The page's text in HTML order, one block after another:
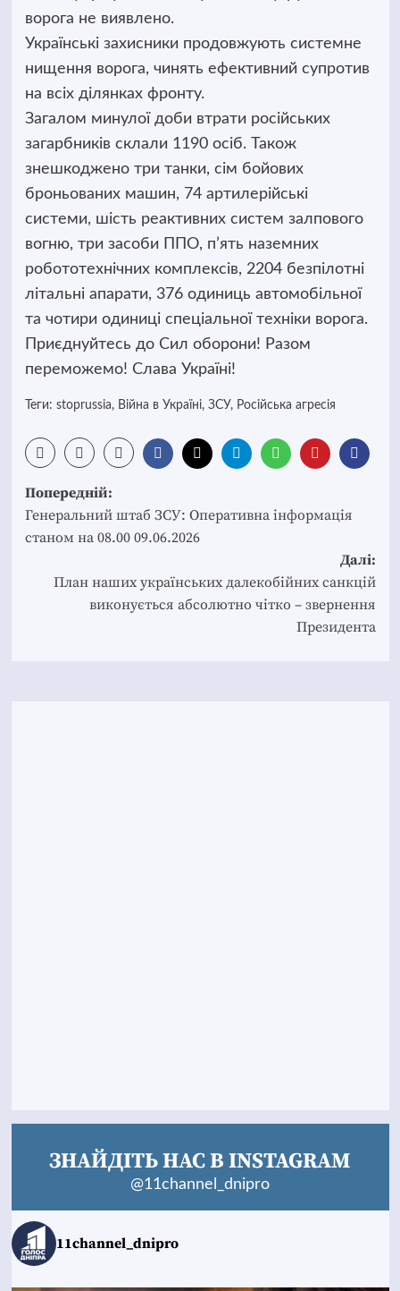
ворога не виявлено.
Українські захисники продовжують системне
нищення ворога, чинять ефективний супротив
на всіх ділянках фронту.
Загалом минулої доби втрати російських
загарбників склали 1190 осіб. Також
знешкоджено три танки, сім бойових
броньованих машин, 74 артилерійські
системи, шість реактивних систем залпового
вогню, три засоби ППО, п’ять наземних
робототехнічних комплексів, 2204 безпілотні
літальні апарати, 376 одиниць автомобільної
та чотири одиниці спеціальної техніки ворога.
Приєднуйтесь до Сил оборони! Разом
переможемо! Слава Україні!
Теги: stoprussia, Війна в Україні, ЗСУ, Російська агресія
Post
navigation
Попередній:
Генеральний штаб ЗСУ: Оперативна інформація
станом на 08.00 09.06.2026
Далі:
План наших українських далекобійних санкцій
виконується абсолютно чітко – звернення
Президента
ЗНАЙДІТЬ НАС В INSTAGRAM
@11channel_dnipro
11channel_dnipro